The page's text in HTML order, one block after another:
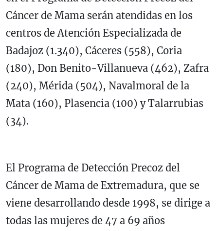
Cáncer de Mama serán atendidas en los
centros de Atención Especializada de
Badajoz (1.340), Cáceres (558), Coria
(180), Don Benito-Villanueva (462), Zafra
(240), Mérida (504), Navalmoral de la
Mata (160), Plasencia (100) y Talarrubias
(34).
El Programa de Detección Precoz del
Cáncer de Mama de Extremadura, que se
viene desarrollando desde 1998, se dirige a
todas las mujeres de 47 a 69 años